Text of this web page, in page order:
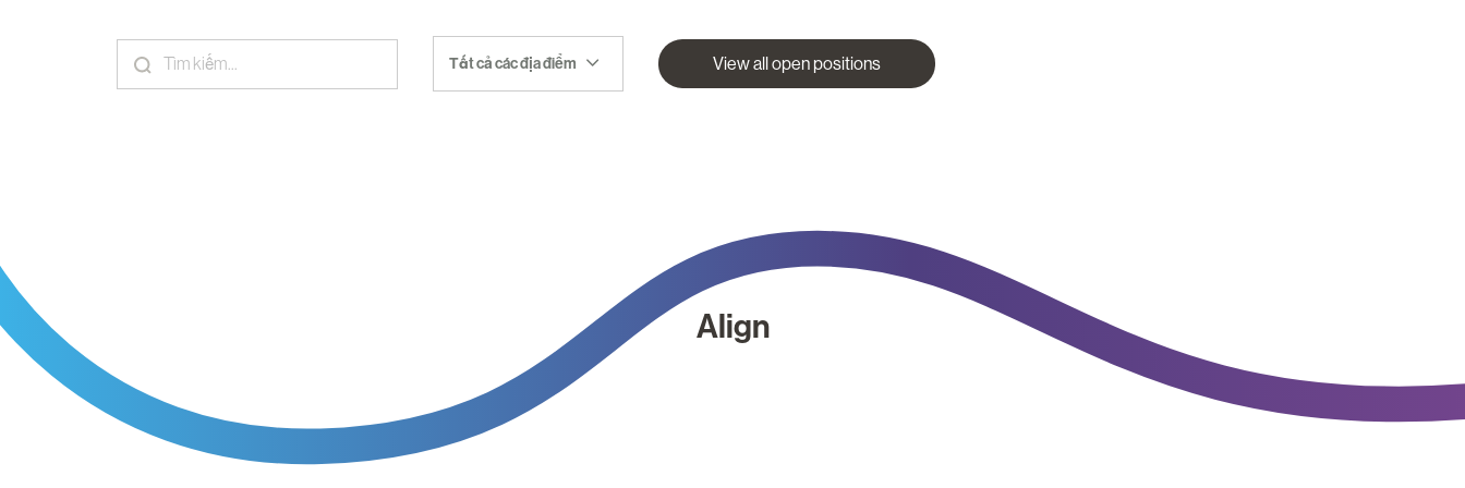
Tất cả các địa điểm View all open positions
Align